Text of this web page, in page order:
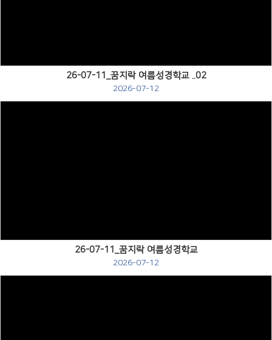
26-07-11_꿈지락 여름성경학교 ..02
2026-07-12
26-07-11_꿈지락 여름성경학교
2026-07-12